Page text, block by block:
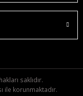
saklıdır.
ile korunmaktadır.